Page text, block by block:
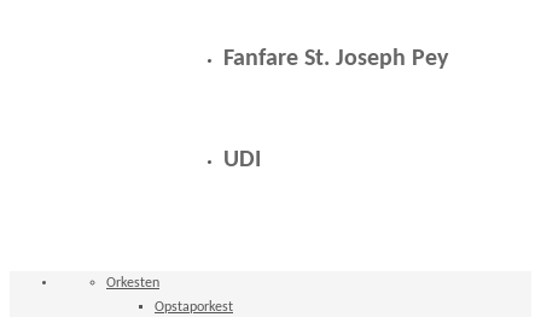
Fanfare St. Joseph Pey
UDI
Orkesten
Opstaporkest